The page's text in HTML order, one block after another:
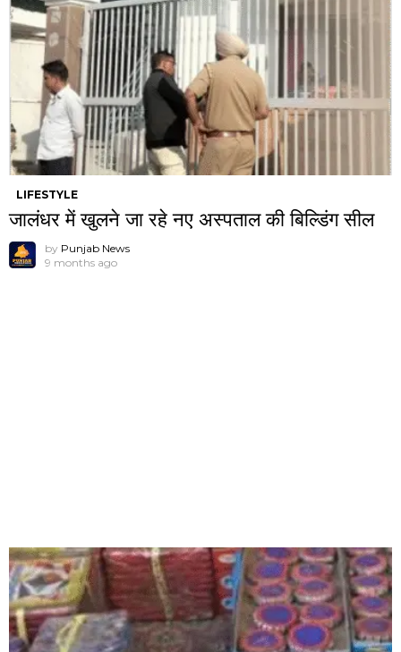
LIFESTYLE
जालंधर में खुलने जा रहे नए अस्पताल की बिल्डिंग सील
by Punjab News
9 months ago